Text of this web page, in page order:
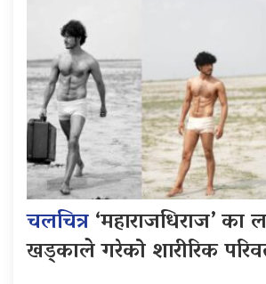
चलचित्र‘महाराजधिराज’ का
खड्काले गरेको शारीरिक